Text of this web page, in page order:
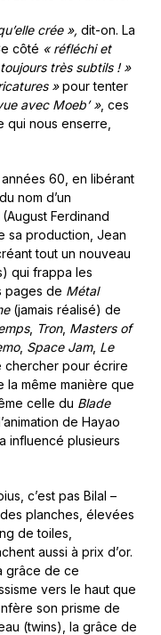
crée », dit-on. La
côté « réfléchi et
très subtils ! »
»pour tenter
avec Moeb’ », ces
qui nous enserre,
années 60, en libérant
nom d’un
Ferdinand
sa production, Jean
tout un nouveau
qui frappa les
pages de Métal
(jamais réalisé) de
, Tron, Masters of
, Space Jam, Le
chercher pour écrire
la même manière que
celle du Blade
de Hayao
influencé plusieurs
c’est pas Bilal –
planches, élevées
de toiles,
aussi à prix d’or.
grâce de ce
vers le haut que
son prisme de
(twins), la grâce de